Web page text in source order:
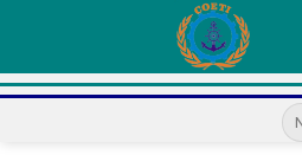
content